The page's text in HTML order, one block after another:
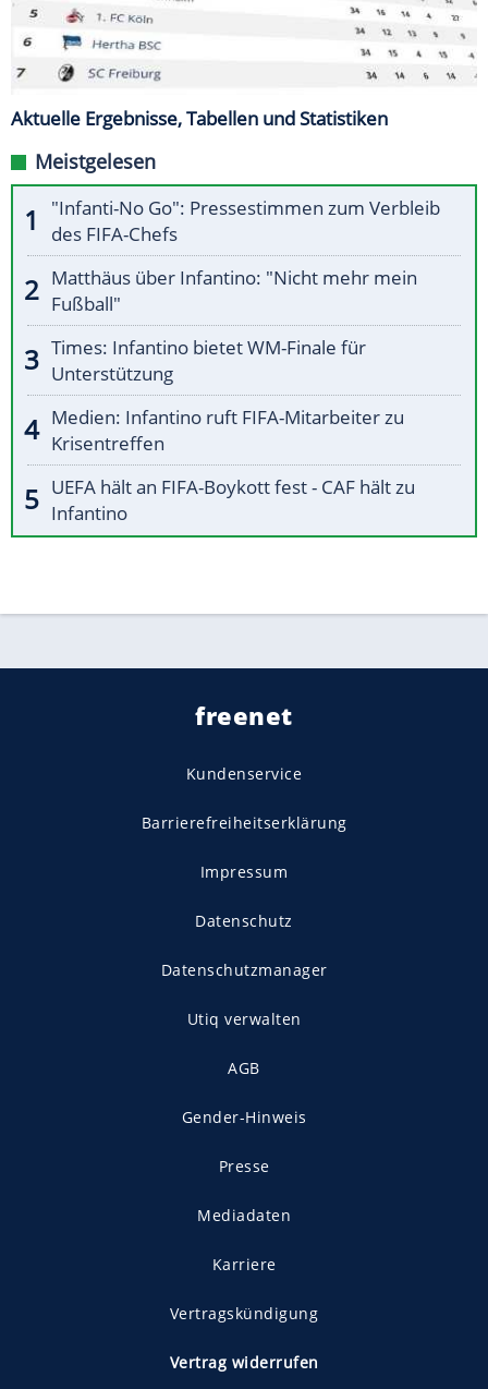
Aktuelle Ergebnisse, Tabellen und Statistiken
Meistgelesen
"Infanti-No Go": Pressestimmen zum Verbleib
des FIFA-Chefs
Matthäus über Infantino: "Nicht mehr mein
Fußball"
Times: Infantino bietet WM-Finale für
Unterstützung
Medien: Infantino ruft FIFA-Mitarbeiter zu
Krisentreffen
UEFA hält an FIFA-Boykott fest - CAF hält zu
Infantino
freenet
Kundenservice
Barrierefreiheitserklärung
Impressum
Datenschutz
Datenschutzmanager
Utiq verwalten
AGB
Gender-Hinweis
Presse
Mediadaten
Karriere
Vertragskündigung
Vertrag widerrufen